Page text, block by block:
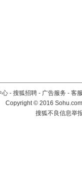
心 - 搜狐招聘 - 广告服务 - 客
Copyright©2016
搜狐不良信息举